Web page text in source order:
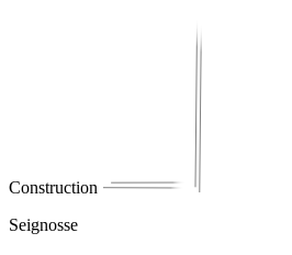
Construction
Seignosse